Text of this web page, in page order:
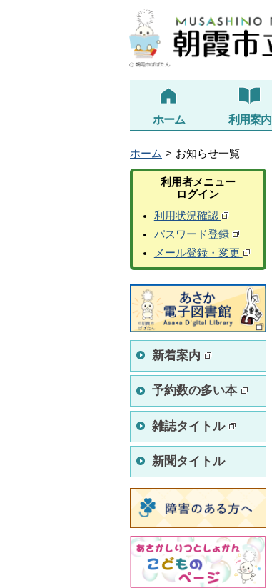
ホーム 利用案内
ホーム お知らせ一覧
利用者メニュー
ログイン
利用状況確認
パスワード登録
メール登録・変更
新着案内
予約数の多い本
雑誌タイトル
新聞タイトル